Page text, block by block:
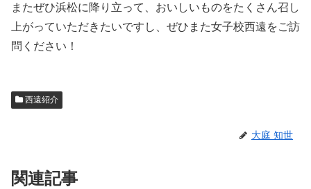
またぜひ浜松に降り立って、おいしいものをたくさん召し
上がっていただきたいですし、ぜひまた女子校西遠をご訪
問ください！
西遠紹介
大庭 知世
関連記事